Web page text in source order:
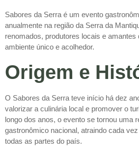
Sabores da Serra é um evento
anualmente na região da Serra da
renomados, produtores locais e amantes
ambiente único e acolhedor.
Origem e
O Sabores da Serra teve início há dez
valorizar a culinária local e promover o
longo dos anos, o evento se tornou uma
gastronômico nacional, atraindo cada
todas as partes do país.